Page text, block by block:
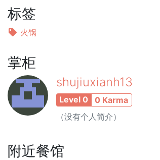
标签
火锅
掌柜
shujiuxianh13
Level 0
0 Karma
（没有个人简介）
附近餐馆